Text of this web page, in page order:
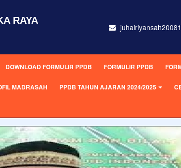
RAYA
DOWNLOAD FORMULIR PPDB FORMULIR PPDB
MADRASAH PPDB TAHUN AJARAN 2024/2025